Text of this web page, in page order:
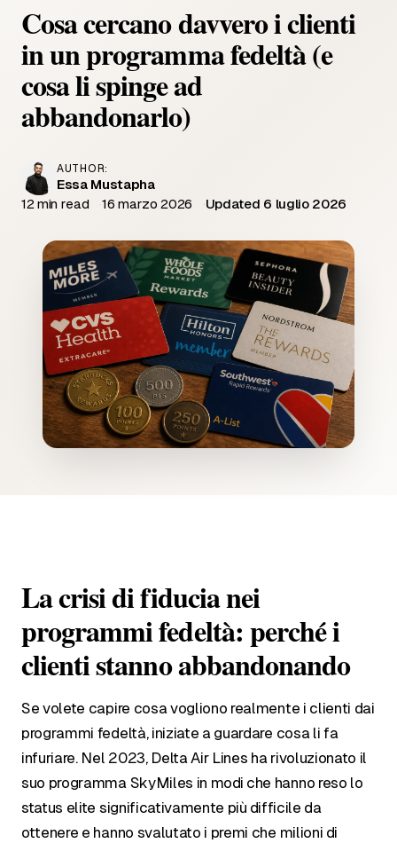
Cosa cercano davvero i clienti
in un programma fedeltà (e
cosa li spinge ad
abbandonarlo)
AUTHOR:
Essa Mustapha
12 min read
16 marzo 2026 Updated 6 luglio 2026
La crisi di fiducia nei
programmi fedeltà: perché i
clienti stanno abbandonando
Se volete capire cosa vogliono realmente i clienti dai
programmi fedeltà, iniziate a guardare cosa li fa
infuriare. Nel 2023, Delta Air Lines ha rivoluzionato il
suo programma SkyMiles in modi che hanno reso lo
status elite significativamente più difficile da
ottenere e hanno svalutato i premi che milioni di